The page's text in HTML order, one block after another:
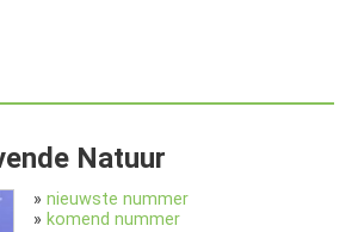
Natuur
» nieuwste nummer
» komend nummer